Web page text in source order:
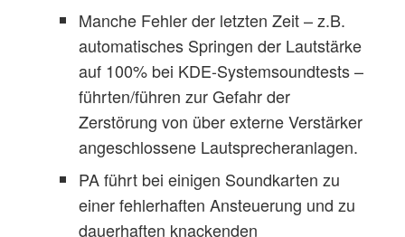
Manche Fehler der letzten Zeit – z.B.
automatisches Springen der Lautstärke
auf 100% bei KDE-Systemsoundtests –
führten/führen zur Gefahr der
Zerstörung von über externe Verstärker
angeschlossene Lautsprecheranlagen.
PA führt bei einigen Soundkarten zu
einer fehlerhaften Ansteuerung und zu
dauerhaften knackenden